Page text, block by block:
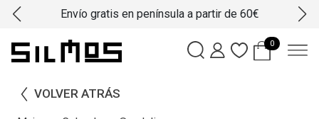
Envío gratis en península a partir de 60€
0
VOLVER ATRÁS